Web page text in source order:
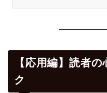
【応用編】読者
ク